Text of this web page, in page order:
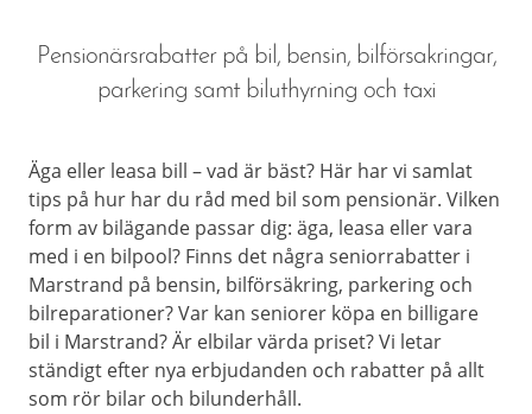
Pensionärsrabatter på bil, bensin, bilförsakringar,
parkering samt biluthyrning och taxi
Äga eller leasa bill – vad är bäst? Här har vi samlat
tips på hur har du råd med bil som pensionär. Vilken
form av bilägande passar dig: äga, leasa eller vara
med i en bilpool? Finns det några seniorrabatter i
Marstrand på bensin, bilförsäkring, parkering och
bilreparationer? Var kan seniorer köpa en billigare
bil i Marstrand? Är elbilar värda priset? Vi letar
ständigt efter nya erbjudanden och rabatter på allt
som rör bilar och bilunderhåll.